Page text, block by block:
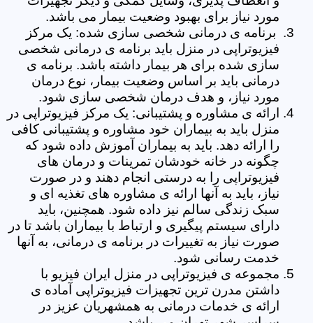
مورد نیاز برای بهبود وضعیت بیمار می باشد.
برنامه ی درمانی شخصی سازی شده: یک مرکز
فیزیوتراپی در منزل باید برنامه ی درمانی شخصی
سازی شده برای هر بیمار داشته باشد. برنامه ی
درمانی باید بر اساس وضعیت بیمار، نوع درمان
مورد نیاز، و هدف درمان شخصی سازی شود.
ارائه ی مشاوره و پشتیبانی: یک مرکز فیزیوتراپی در
منزل باید به بیماران خود مشاوره و پشتیبانی کافی
را ارائه دهد. باید به بیماران آموزش داده شود که
چگونه در خانه خودشان تمرینات و درمان های
فیزیوتراپی را به درستی انجام دهند و در صورت
نیاز، باید به آنها ارائه ی مشاوره های تغذیه ای و
سبک زندگی سالم نیز داده شود. همچنین، باید
دارای سیستم پیگیری و ارتباط با بیماران باشد تا در
صورت نیاز به تغییرات در برنامه ی درمانی، به آنها
خدمت رسانی شود.
مجموعه ی فیزیوتراپی در منزل ایران فیزیو با
داشتن مدرن ترین تجهیزات فیزیوتراپی آماده ی
ارائه ی خدمات درمانی به همشهریان عزیز در